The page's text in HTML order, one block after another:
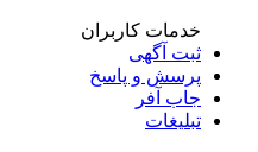
خدمات کاربران
ثبت آگهی
پرسش و پاسخ
جاب آفر
تبلیغات